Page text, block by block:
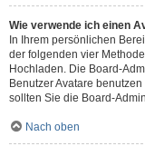
Wie verwende ich einen
In Ihrem persönlichen
der folgenden vier
Hochladen. Die Board-
Benutzer Avatare
sollten Sie die Board-
Nach oben